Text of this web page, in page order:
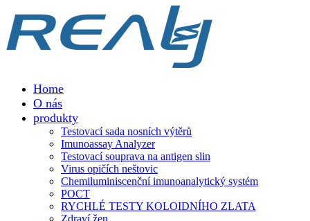
Home
O nás
produkty
Testovací sada nosních výtěrů
Imunoassay Analyzer
Testovací souprava na antigen slin
Virus opičích neštovic
Chemiluminiscenční imunoanalytický systém
POCT
RYCHLÉ TESTY KOLOIDNÍHO ZLATA
Zdraví žen